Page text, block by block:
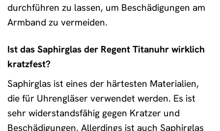
durchführen zu lassen, um Beschädigungen am
Armband zu vermeiden.
Ist das Saphirglas der Regent Titanuhr wirklich
kratzfest?
Saphirglas ist eines der härtesten Materialien,
die für Uhrengläser verwendet werden. Es ist
sehr widerstandsfähig gegen Kratzer und
Beschädigungen. Allerdings ist auch Saphirglas